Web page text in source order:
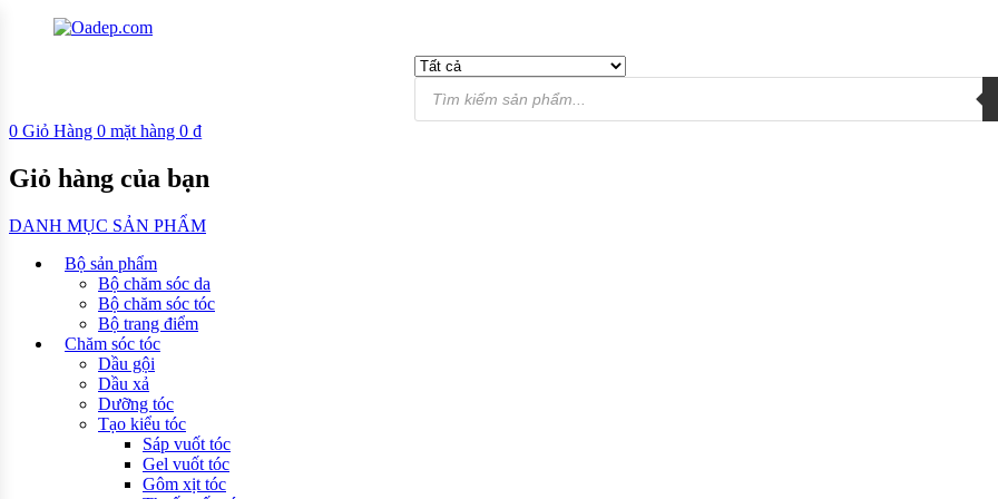
0 Giỏ Hàng 0 mặt hàng 0 ₫
Giỏ hàng của bạn
DANH MỤC SẢN PHẨM
Bộ sản phẩm
Bộ chăm sóc da
Bộ chăm sóc tóc
Bộ trang điểm
Chăm sóc tóc
Dầu gội
Dầu xả
Dưỡng tóc
Tạo kiểu tóc
Sáp vuốt tóc
Gel vuốt tóc
Gôm xịt tóc